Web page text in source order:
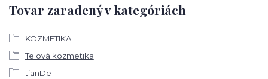
Tovar zaradený v kategóriách
KOZMETIKA
Telová kozmetika
tianDe